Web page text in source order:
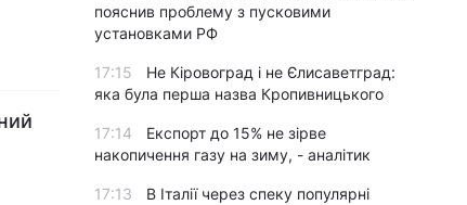
пояснив проблему з пусковими
установками РФ
17:15
Не Кіровоград і не Єлисаветград:
яка була перша назва Кропивницького
17:14
Експорт до 15% не зірве
накопичення газу на зиму, - аналітик
17:13
В Італії через спеку популярні